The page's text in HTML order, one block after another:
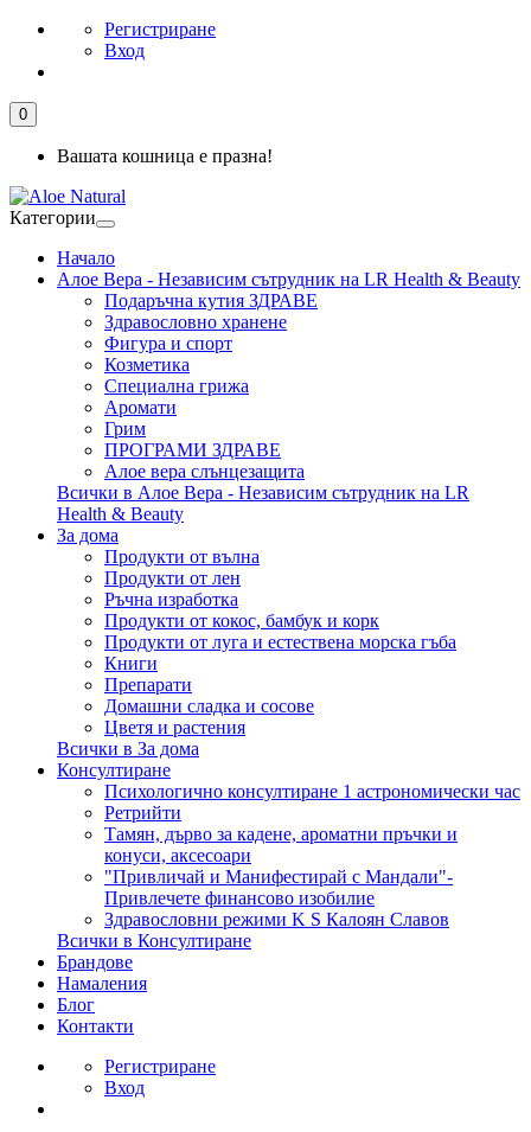
Регистриране
Вход
0
Вашата кошница е празна!
Категории
Начало
Алое Вера - Независим сътрудник на LR Health & Beauty
Подаръчна кутия ЗДРАВЕ
Здравословно хранене
Фигура и спорт
Козметика
Специална грижа
Аромати
Грим
ПРОГРАМИ ЗДРАВЕ
Алое вера слънцезащита
Всички в Алое Вера - Независим сътрудник на LR
Health & Beauty
За дома
Продукти от вълна
Продукти от лен
Ръчна изработка
Продукти от кокос, бамбук и корк
Продукти от луга и естествена морска гъба
Книги
Препарати
Домашни сладка и сосове
Цветя и растения
Всички в За дома
Консултиране
Психологично консултиране 1 астрономически час
Ретрийти
Тамян, дърво за кадене, ароматни пръчки и
конуси, аксесоари
"Привличай и Манифестирай с Мандали"-
Привлечете финансово изобилие
Здравословни режими K S Калоян Славов
Всички в Консултиране
Брандове
Намаления
Блог
Контакти
Регистриране
Вход